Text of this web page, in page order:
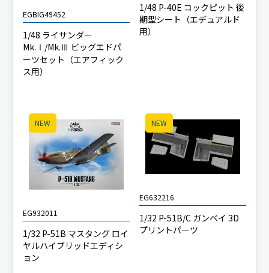
EGBIG49452
1/48 ライサンダー
Mk.Ⅰ/Mk.Ⅲ ビッグエドパ
ーツセット（エアフィック
ス用）
1/48 P-40E コックピット 後
期型シート（エデュアルド
用）
NEW
EG932011
1/32 P-51B マスタング ロイ
ヤルハイブリッドエディシ
ョン
NEW
EG632216
1/32 P-51B/C ガンベイ 3D
プリントパーツ